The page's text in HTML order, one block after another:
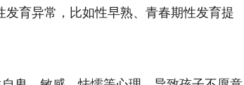
育异常，比如性早熟、青春期性发育提